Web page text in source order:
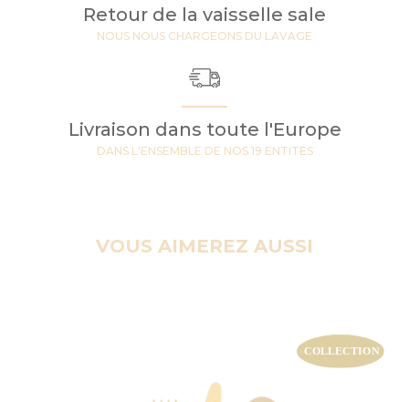
Retour de la vaisselle sale
NOUS NOUS CHARGEONS DU LAVAGE
Livraison dans toute l'Europe
DANS L'ENSEMBLE DE NOS 19 ENTITES
VOUS AIMEREZ AUSSI